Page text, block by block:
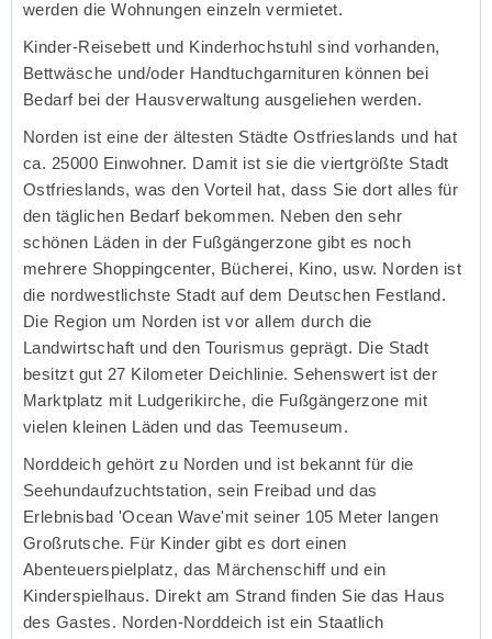
werden die Wohnungen einzeln vermietet.
Kinder-Reisebett und Kinderhochstuhl sind vorhanden,
Bettwäsche und/oder Handtuchgarnituren können bei
Bedarf bei der Hausverwaltung ausgeliehen werden.
Norden ist eine der ältesten Städte Ostfrieslands und hat
ca. 25000 Einwohner. Damit ist sie die viertgrößte Stadt
Ostfrieslands, was den Vorteil hat, dass Sie dort alles für
den täglichen Bedarf bekommen. Neben den sehr
schönen Läden in der Fußgängerzone gibt es noch
mehrere Shoppingcenter, Bücherei, Kino, usw. Norden ist
die nordwestlichste Stadt auf dem Deutschen Festland.
Die Region um Norden ist vor allem durch die
Landwirtschaft und den Tourismus geprägt. Die Stadt
besitzt gut 27 Kilometer Deichlinie. Sehenswert ist der
Marktplatz mit Ludgerikirche, die Fußgängerzone mit
vielen kleinen Läden und das Teemuseum.
Norddeich gehört zu Norden und ist bekannt für die
Seehundaufzuchtstation, sein Freibad und das
Erlebnisbad 'Ocean Wave'mit seiner 105 Meter langen
Großrutsche. Für Kinder gibt es dort einen
Abenteuerspielplatz, das Märchenschiff und ein
Kinderspielhaus. Direkt am Strand finden Sie das Haus
des Gastes. Norden-Norddeich ist ein Staatlich